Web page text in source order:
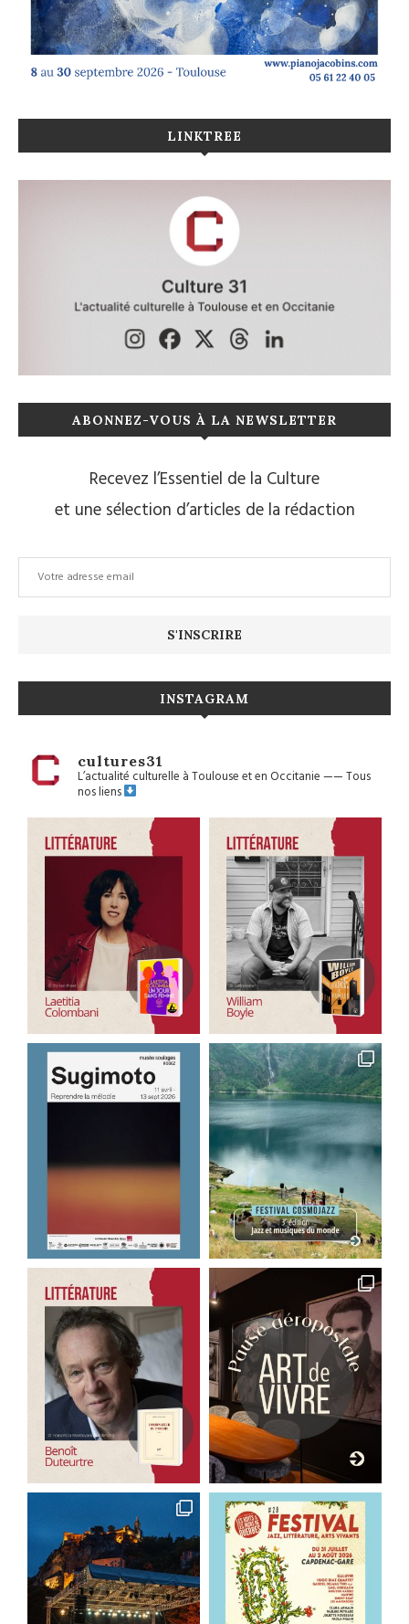
LINKTREE
ABONNEZ-VOUS À LA NEWSLETTER
Recevez l’Essentiel de la Culture
et une sélection d’articles de la rédaction
INSTAGRAM
cultures31
L’actualité culturelle à Toulouse et en Occitanie——Tous
nos liens